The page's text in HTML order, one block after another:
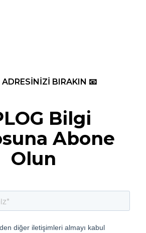
ADRESİNİZİ BIRAKIN 📧
Bilgi
Abone
Olun